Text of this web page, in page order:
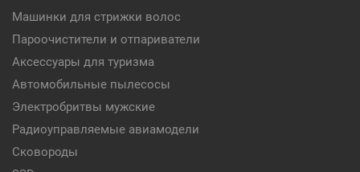
Машинки для стрижки волос
Пароочистители и отпариватели
Аксессуары для туризма
Автомобильные пылесосы
Электробритвы мужские
Радиоуправляемые авиамодели
Сковороды